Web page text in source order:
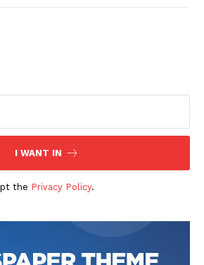
I WANT IN
the Privacy Policy.